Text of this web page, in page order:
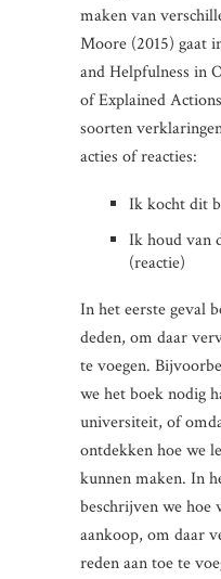
maken van
Moore (2015) gaat
and Helpfulness in
of Explained
soorten
acties of reacties:
Ik kocht dit
Ik houd van
(reactie)
In het eerste geval
deden, om daar
te voegen.
we het boek nodig
universiteit, of
ontdekken hoe we
kunnen maken. In
beschrijven we hoe
aankoop, om daar
reden aan toe te